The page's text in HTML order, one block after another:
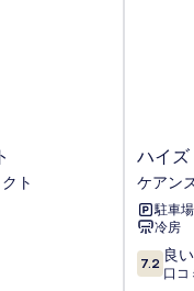
ト
ハ
イ
ズ
ホ
テ
ル
ケ
ハイズ
ケアン
駐車
冷房
10
段
7.2 良い
口コ